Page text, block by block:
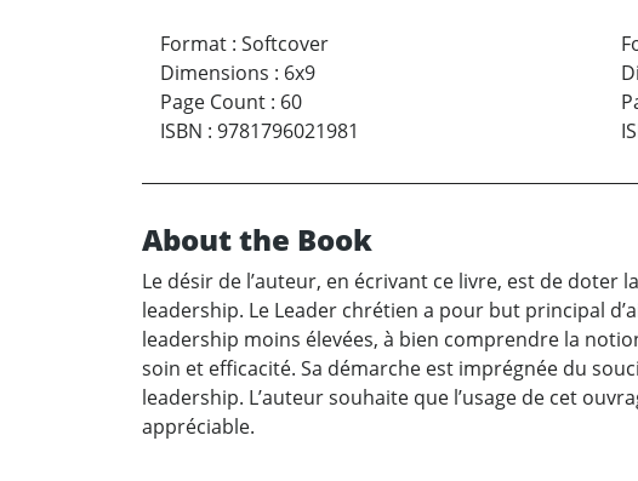
Format : Softcover
Dimensions : 6x9
Page Count : 60
ISBN : 9781796021981
About the Book
Le désir de l’auteur, en écrivant ce livre, est de
leadership. Le Leader chrétien a pour but principal
leadership moins élevées, à bien comprendre la
soin et efficacité. Sa démarche est imprégnée du
leadership. L’auteur souhaite que l’usage de cet
appréciable.